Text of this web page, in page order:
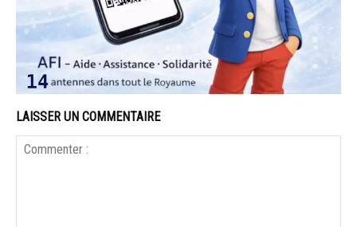
LAISSER UN COMMENTAIRE